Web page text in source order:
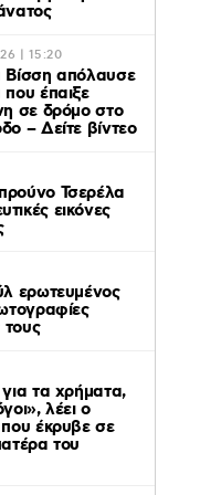
| 15:20
απόλαυσε
έπαιξε
σε δρόμο στο
– Δείτε βίντεο
Τσερέλα
εικόνες
ερωτευμένος
τους
τα χρήματα,
λέει ο
έκρυβε σε
του